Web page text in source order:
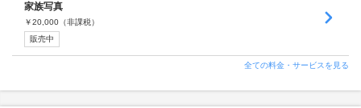
家族写真
￥20,000 （非課税）
販売中
全ての料金・サービスを見る